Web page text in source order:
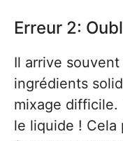
Erreur 2:
Il arrive
ingrédients
mixage difficile.
le liquide ! Cela